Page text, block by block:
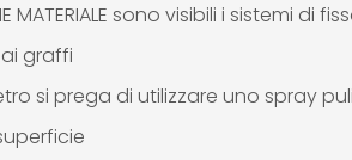
MATERIALE sono visibili i sistemi di
graffi
si prega di utilizzare uno spray